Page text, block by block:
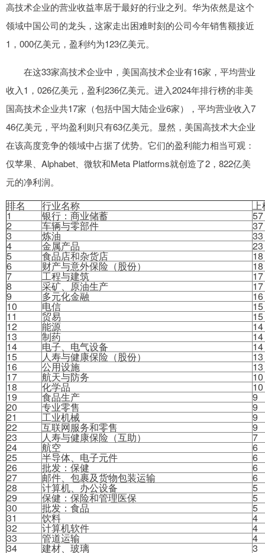
高技术企业的营业收益率居于最好的行业之列。华为依然是这个
领域中国公司的龙头，这家走出困难时刻的公司今年销售额接近
1，000亿美元，盈利约为123亿美元。
在这33家高技术企业中，美国高技术企业有16家，平均营业
收入1，026亿美元，盈利236亿美元。进入2024年排行榜的非美
国高技术企业共17家（包括中国大陆企业6家），平均营业收入7
46亿美元，平均盈利则只有63亿美元。显然，美国高技术大企业
在该高度竞争的领域中占据了优势。它们的盈利能力相当可观：
仅苹果、Alphabet、微软和Meta Platforms就创造了2，822亿美
元的净利润。
排名 行业名称 上
1 银行：商业储蓄 57
2 车辆与零部件 37
3 炼油 33
4 金属产品 23
5 食品店和杂货店 18
6 财产与意外保险（股份） 18
7 工程与建筑 17
8 采矿、原油生产 17
9 多元化金融 16
10 电信 15
11 贸易 15
12 能源 14
13 制药 14
14 电子、电气设备 14
15 人寿与健康保险（股份） 13
16 公用设施 13
17 航天与防务 10
18 化学品 10
19 食品生产 9
20 专业零售 9
21 工业机械 9
22 互联网服务和零售 9
23 人寿与健康保险（互助） 7
24 航空 6
25 半导体、电子元件 6
26 批发：保健 6
27 邮件、包裹及货物包装运输 6
28 计算机、办公设备 5
29 保健：保险和管理医保 5
30 批发：食品 5
31 饮料 4
32 计算机软件 4
33 管道运输 4
34 建材、玻璃 3